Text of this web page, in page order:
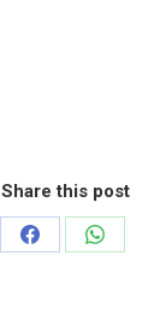
Share this post
Share
Share